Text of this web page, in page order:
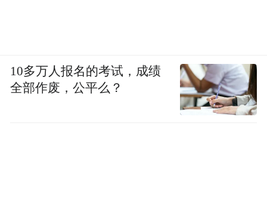
10多万人报名的考试，成绩
全部作废，公平么？